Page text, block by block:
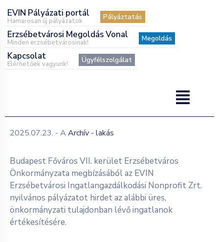
EVIN Pályázati portál
Hamarosan új pályázatok Pályáztatás
Erzsébetvárosi Megoldás Vonal
Minden erzsébetvárosinak! Megoldás
Kapcsolat
Elérhetőek vagyunk! Ügyfélszolgálat
2025.07.23. - AArchív - lakás
Budapest Főváros VII. kerület Erzsébetváros
Önkormányzata megbízásából az EVIN
Erzsébetvárosi Ingatlangazdálkodási Nonprofit Zrt.
nyilvános pályázatot hirdet az alábbi üres,
önkormányzati tulajdonban lévő ingatlanok
értékesítésére.